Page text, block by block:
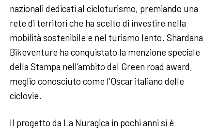
nazionali dedicati al cicloturismo, premiando una
rete di territori che ha scelto di investire nella
mobilità sostenibile e nel turismo lento. Shardana
Bikeventure ha conquistato la menzione speciale
della Stampa nell’ambito del Green road award,
meglio conosciuto come l’Oscar italiano delle
ciclovie.
Il progetto da La Nuragica in pochi anni si è